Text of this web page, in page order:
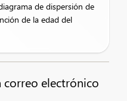
de dispersión de
de la edad del
correo electrónico